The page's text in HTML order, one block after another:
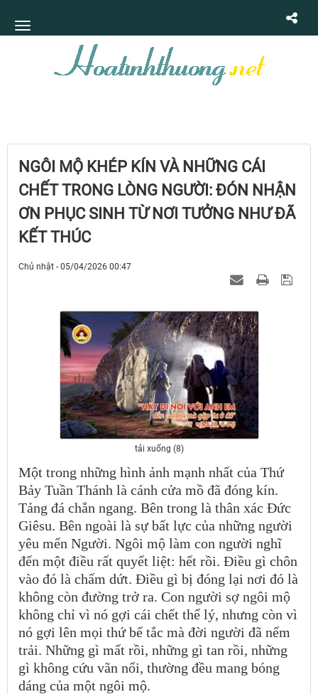
NGÔI MỘ KHÉP KÍN VÀ NHỮNG CÁI
CHẾT TRONG LÒNG NGƯỜI: ĐÓN NHẬN
ƠN PHỤC SINH TỪ NƠI TƯỞNG NHƯ ĐÃ
KẾT THÚC
Chủ nhật - 05/04/2026 00:47
tải xuống (8)
Một trong những hình ảnh mạnh nhất của Thứ
Bảy Tuần Thánh là cánh cửa mồ đã đóng kín.
Tảng đá chắn ngang. Bên trong là thân xác Đức
Giêsu. Bên ngoài là sự bất lực của những người
yêu mến Người. Ngôi mộ làm con người nghĩ
đến một điều rất quyết liệt: hết rồi. Điều gì chôn
vào đó là chấm dứt. Điều gì bị đóng lại nơi đó là
không còn đường trở ra. Con người sợ ngôi mộ
không chỉ vì nó gợi cái chết thể lý, nhưng còn vì
nó gợi lên mọi thứ bế tắc mà đời người đã nếm
trải. Những gì mất rồi, những gì tan rồi, những
gì không cứu vãn nổi, thường đều mang bóng
dáng của một ngôi mộ.